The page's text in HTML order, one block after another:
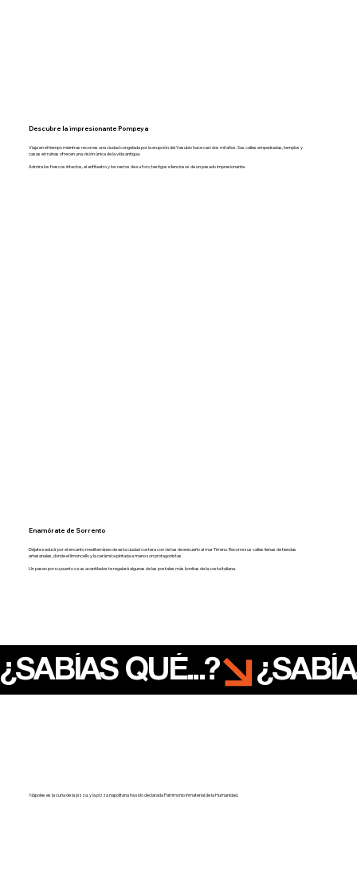
Descubre la impresionante Pompeya
Viaja en el tiempo mientras recorres una ciudad congelada por la erupción del Vesubio hace casi dos mil años. Sus calles empedradas, templos y
casas en ruinas ofrecen una visión única de la vida antigua.
Admira los frescos intactos, el anfiteatro y los restos de su foro, testigos silenciosos de un pasado impresionante.
Enamórate de Sorrento
Déjate seducir por el encanto mediterráneo de esta ciudad costera con vistas de ensueño al mar Tirreno. Recorre sus calles llenas de tiendas
artesanales, donde el limoncello y la cerámica pintada a mano son protagonistas.
Un paseo por su puerto o sus acantilados te regalará algunas de las postales más bonitas de la costa italiana.
¿SABÍAS QUÉ...?
Nápoles es la cuna de la pizza, y la pizza napolitana ha sido declarada Patrimonio Inmaterial de la Humanidad.